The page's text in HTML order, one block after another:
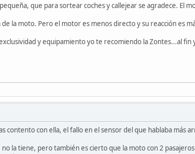
que para sortear coches y callejear se agradece. El
la moto. Pero el motor es menos directo y su reacción es
y equipamiento yo te recomiendo la Zontes...al fin
contento con ella, el fallo en el sensor del que hablaba más
la tiene, pero también es cierto que la moto con 2